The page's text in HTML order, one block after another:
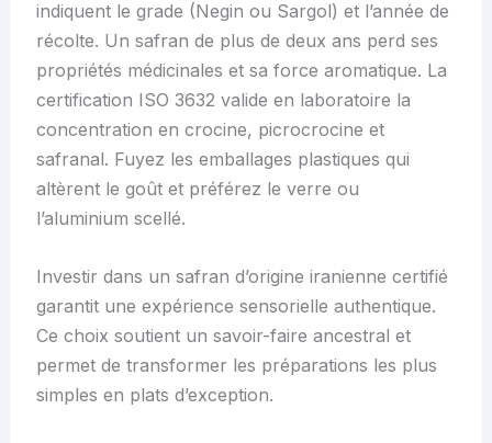
indiquent le grade (Negin ou Sargol) et l’année de
récolte. Un safran de plus de deux ans perd ses
propriétés médicinales et sa force aromatique. La
certification ISO 3632 valide en laboratoire la
concentration en crocine, picrocrocine et
safranal. Fuyez les emballages plastiques qui
altèrent le goût et préférez le verre ou
l’aluminium scellé.
Investir dans un safran d’origine iranienne certifié
garantit une expérience sensorielle authentique.
Ce choix soutient un savoir-faire ancestral et
permet de transformer les préparations les plus
simples en plats d’exception.